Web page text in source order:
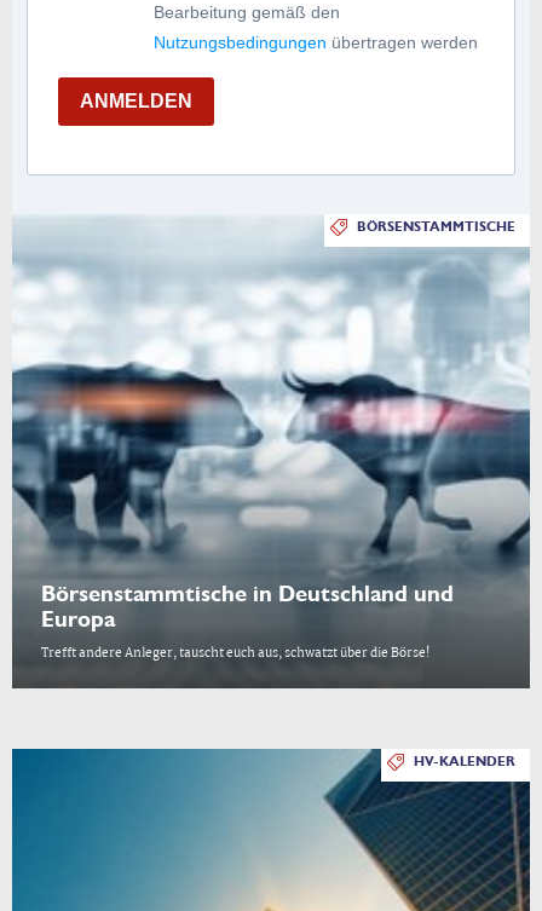
Bearbeitung gemäß den
Nutzungsbedingungen übertragen werden
ANMELDEN
BÖRSENSTAMMTISCHE
Börsenstammtische in Deutschland und
Europa
Trefft andere Anleger, tauscht euch aus, schwatzt über die Börse!
HV-KALENDER